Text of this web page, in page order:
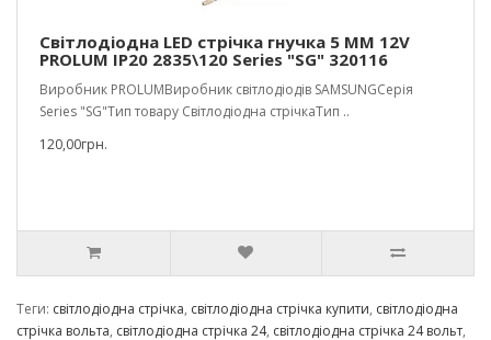
Світлодіодна LED стрічка гнучка 5 ММ 12V
PROLUM IP20 2835\120 Series "SG" 320116
Виробник PROLUMВиробник світлодіодів SAMSUNGСерія
Series "SG"Тип товару Світлодіодна стрічкаТип ..
120,00грн.
Теги: світлодіодна стрічка, світлодіодна стрічка купити, світлодіодна
стрічка вольта, світлодіодна стрічка 24, світлодіодна стрічка 24 вольт,